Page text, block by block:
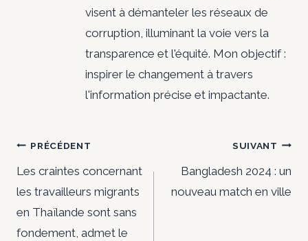
visent à démanteler les réseaux de
corruption, illuminant la voie vers la
transparence et l'équité. Mon objectif :
inspirer le changement à travers
l'information précise et impactante.
Navigation
de
l’article
PRÉCÉDENT
Les craintes concernant
les travailleurs migrants
en Thaïlande sont sans
fondement, admet le
SUIVANT
Bangladesh 2024 : un
nouveau match en ville